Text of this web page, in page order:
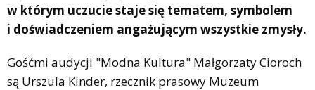
w którym uczucie staje się tematem, symbolem
i doświadczeniem angażującym wszystkie zmysły.
Gośćmi audycji "Modna Kultura" Małgorzaty Cioroch
są Urszula Kinder, rzecznik prasowy Muzeum